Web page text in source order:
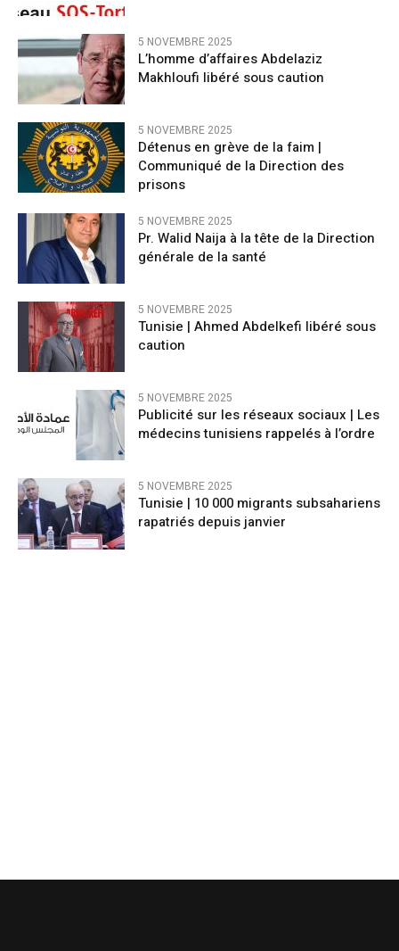
5 NOVEMBRE 2025
L’homme d’affaires Abdelaziz
Makhloufi libéré sous caution
5 NOVEMBRE 2025
Détenus en grève de la faim |
Communiqué de la Direction des
prisons
5 NOVEMBRE 2025
Pr. Walid Naija à la tête de la Direction
générale de la santé
5 NOVEMBRE 2025
Tunisie | Ahmed Abdelkefi libéré sous
caution
5 NOVEMBRE 2025
Publicité sur les réseaux sociaux | Les
médecins tunisiens rappelés à l’ordre
5 NOVEMBRE 2025
Tunisie | 10 000 migrants subsahariens
rapatriés depuis janvier